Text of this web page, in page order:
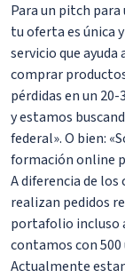
Para un pitch
tu oferta es única
servicio que
comprar
pérdidas en un
y estamos
federal». O bien:
formación online
A diferencia de
realizan pedidos
portafolio incluso
contamos con
Actualmente